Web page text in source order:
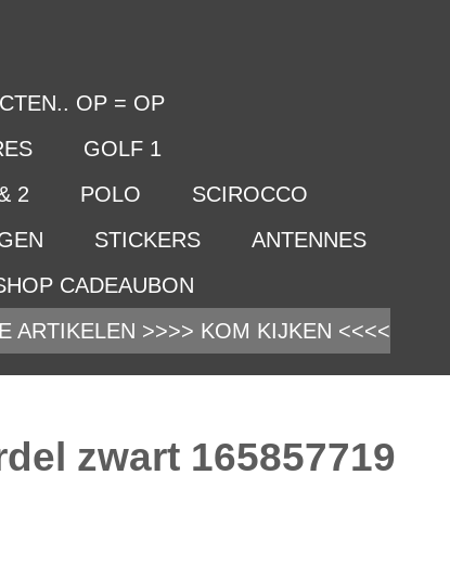
OP = OP
GOLF 1
2 POLO
SCIROCCO
STICKERS
ANTENNES
CADEAUBON
ARTIKELEN >>>> KOM KIJKEN <<<<
zwart 165857719